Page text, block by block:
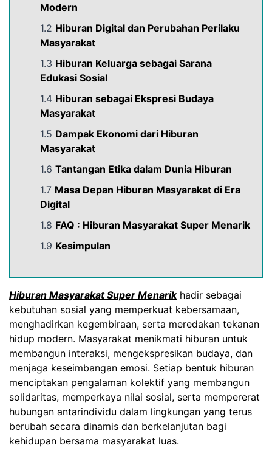
Modern
1.2 Hiburan Digital dan Perubahan Perilaku
Masyarakat
1.3 Hiburan Keluarga sebagai Sarana
Edukasi Sosial
1.4 Hiburan sebagai Ekspresi Budaya
Masyarakat
1.5 Dampak Ekonomi dari Hiburan
Masyarakat
1.6 Tantangan Etika dalam Dunia Hiburan
1.7 Masa Depan Hiburan Masyarakat di Era
Digital
1.8 FAQ : Hiburan Masyarakat Super Menarik
1.9 Kesimpulan
Hiburan Masyarakat Super Menarikhadir sebagai
kebutuhan sosial yang memperkuat kebersamaan,
menghadirkan kegembiraan, serta meredakan tekanan
hidup modern. Masyarakat menikmati hiburan untuk
membangun interaksi, mengekspresikan budaya, dan
menjaga keseimbangan emosi. Setiap bentuk hiburan
menciptakan pengalaman kolektif yang membangun
solidaritas, memperkaya nilai sosial, serta mempererat
hubungan antarindividu dalam lingkungan yang terus
berubah secara dinamis dan berkelanjutan bagi
kehidupan bersama masyarakat luas.